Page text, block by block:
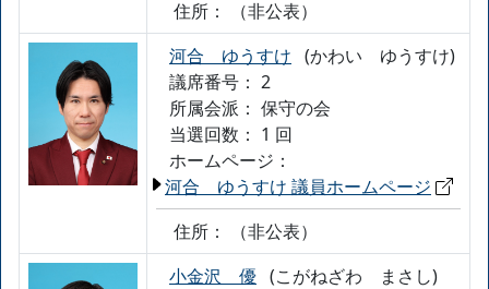
住所：
（非公表）
河合 ゆうすけ (かわい ゆうすけ)
議席番号： 2
所属会派： 保守の会
当選回数： 1 回
ホームページ：
河合 ゆうすけ 議員ホームページ
住所：
（非公表）
小金沢 優 (こがねざわ まさし)